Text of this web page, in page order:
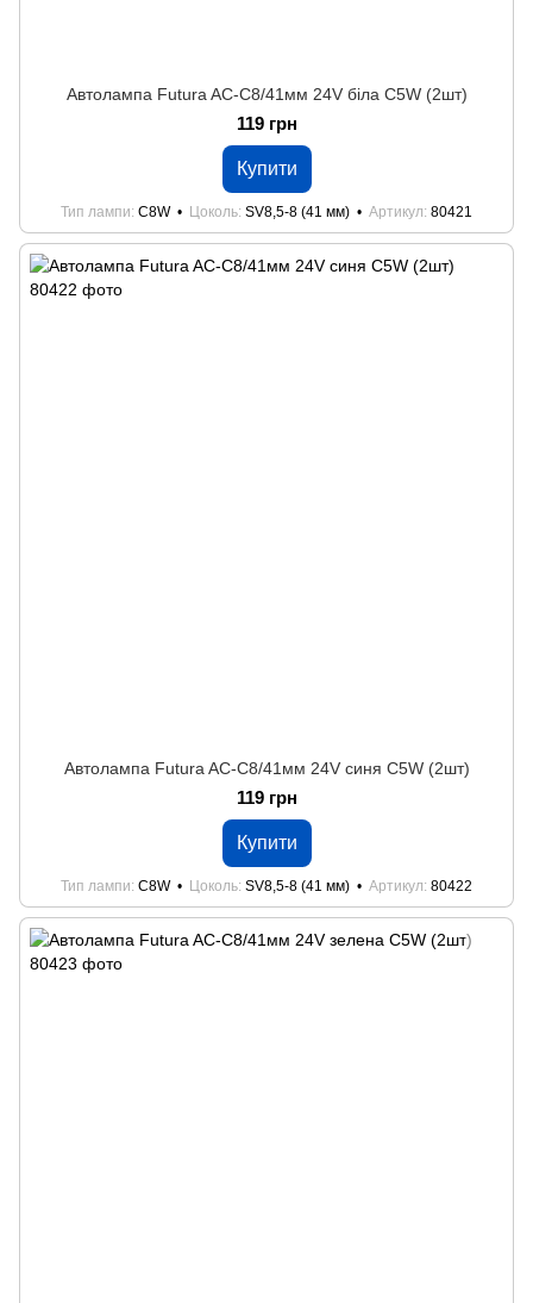
Автолампа Futura AC-C8/41мм 24V біла C5W (2шт)
119 грн
Купити
Тип лампи C8W Цоколь SV8,5-8 (41 мм) Артикул 80421
Автолампа Futura AC-C8/41мм 24V синя C5W (2шт)
119 грн
Купити
Тип лампи C8W Цоколь SV8,5-8 (41 мм) Артикул 80422